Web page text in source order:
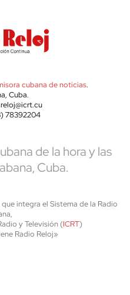
cubana de noticias.
Cuba.
78392204
de la hora y las
Cuba.
integra el Sistema de la Radio
y Televisión (ICRT)
Radio Reloj»